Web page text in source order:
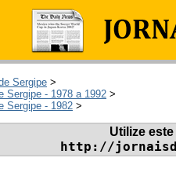
Sergipe >
Sergipe - 1978 a 1992 >
Sergipe - 1982 >
Utilize
http://